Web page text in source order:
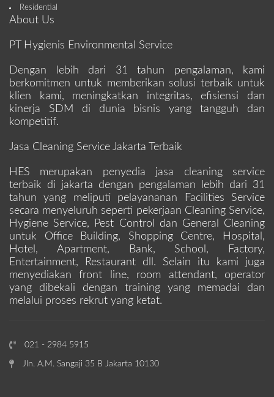
Residential
About Us
PT Hygienis Environmental Service
Dengan lebih dari 31 tahun pengalaman, kami
berkomitmen untuk memberikan solusi terbaik untuk
klien kami, meningkatkan integritas, efisiensi dan
kinerja SDM di dunia bisnis yang tangguh dan
kompetitif.
Jasa Cleaning Service Jakarta Terbaik
HES merupakan penyedia jasa cleaning service
terbaik di jakarta dengan pengalaman lebih dari 31
tahun yang meliputi pelayananan Facilities Service
secara menyeluruh seperti pekerjaan Cleaning Service,
Hygiene Service, Pest Control dan General Cleaning
untuk Office Building, Shopping Centre, Hospital,
Hotel, Apartment, Bank, School, Factory,
Entertainment, Restaurant dll. Selain itu kami juga
menyediakan front line, room attendant, operator
yang dibekali dengan training yang memadai dan
melalui proses rekrut yang ketat.
021 - 2984 5915
Jln. A.M. Sangaji 35 B Jakarta 10130